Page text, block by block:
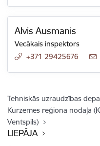
Alvis Ausmanis
Vecākais inspektors
+371 29425676
Tehniskās uzraudzības
Kurzemes reģiona nodaļa
Ventspils)
LIEPĀJA